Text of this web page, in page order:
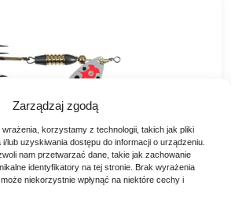
Zarządzaj zgodą
korzystamy z technologii, takich jak pliki
lub uzyskiwania dostępu do informacji o urządzeniu.
nam przetwarzać dane, takie jak zachowanie
identyfikatory na tej stronie. Brak wyrażenia
niekorzystnie wpłynąć na niektóre cechy i
Holo Select Wolf